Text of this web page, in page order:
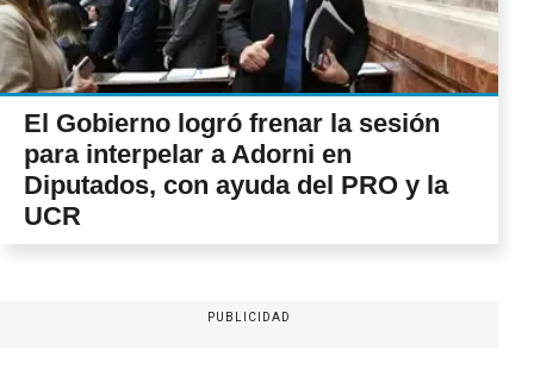
El Gobierno logró frenar la sesión
para interpelar a Adorni en
Diputados, con ayuda del PRO y la
UCR
PUBLICIDAD